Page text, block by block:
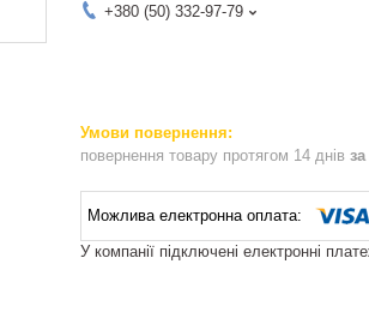
+380 (50) 332-97-79
повернення товару протягом 14 днів
У компанії підключені електронні